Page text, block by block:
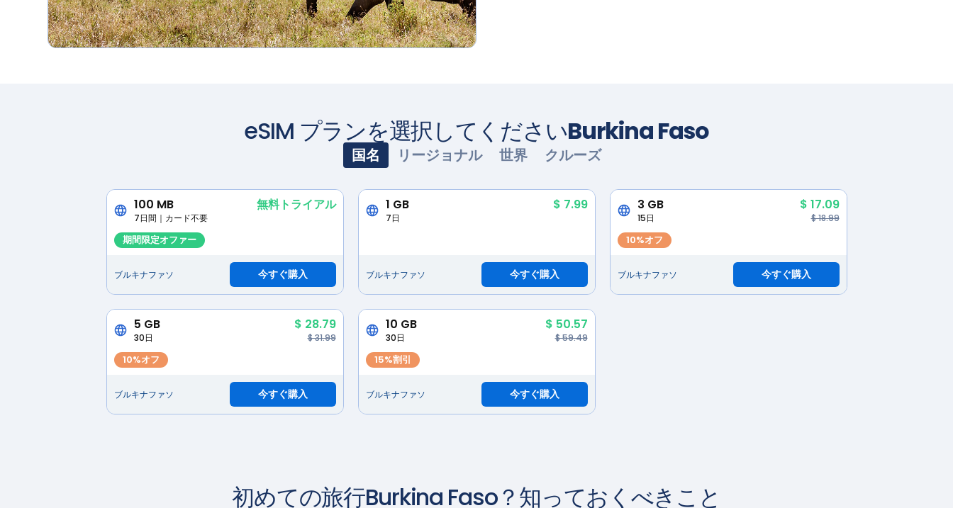
eSIM プランを選択してくださいBurkina Faso
国名 リージョナル 世界 クルーズ
100 MB 無料トライアル
7日間｜カード不要
期間限定オファー
ブルキナファソ 今すぐ購入
1 GB $ 7.99
7日
ブルキナファソ 今すぐ購入
3 GB $ 17.09
15日 $ 18.99
10%オフ
ブルキナファソ 今すぐ購入
5 GB $ 28.79
30日 $ 31.99
10%オフ
ブルキナファソ 今すぐ購入
10 GB $ 50.57
30日 $ 59.49
15%割引
ブルキナファソ 今すぐ購入
初めての旅行Burkina Faso？知っておくべきこと